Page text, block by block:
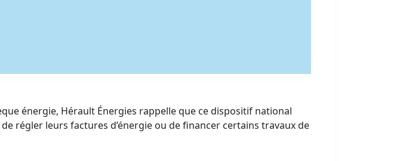
énergie, Hérault Énergies rappelle que ce dispositif national
régler leurs factures d’énergie ou de financer certains travaux de